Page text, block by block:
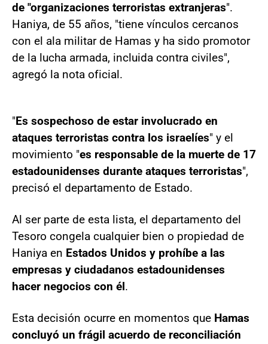
de "organizaciones terroristas extranjeras".
Haniya, de 55 años, "tiene vínculos cercanos
con el ala militar de Hamas y ha sido promotor
de la lucha armada, incluida contra civiles",
agregó la nota oficial.
"Es sospechoso de estar involucrado en
ataques terroristas contra los israelíes" y el
movimiento "es responsable de la muerte de 17
estadounidenses durante ataques terroristas",
precisó el departamento de Estado.
Al ser parte de esta lista, el departamento del
Tesoro congela cualquier bien o propiedad de
Haniya en Estados Unidos y prohíbe a las
empresas y ciudadanos estadounidenses
hacer negocios con él.
Esta decisión ocurre en momentos que Hamas
concluyó un frágil acuerdo de reconciliación